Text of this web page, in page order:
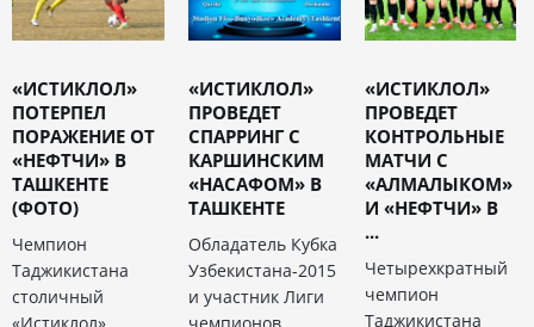
«ИСТИКЛОЛ»
ПОТЕРПЕЛ
ПОРАЖЕНИЕ ОТ
«НЕФТЧИ» В
ТАШКЕНТЕ
(ФОТО)
Чемпион
Таджикистана
столичный
«ИСТИКЛОЛ»
ПРОВЕДЕТ
СПАРРИНГ С
КАРШИНСКИМ
«НАСАФОМ» В
ТАШКЕНТЕ
Обладатель Кубка
Узбекистана-2015
и участник Лиги
«ИСТИКЛОЛ»
ПРОВЕДЕТ
КОНТРОЛЬНЫЕ
МАТЧИ С
«АЛМАЛЫКОМ»
И «НЕФТЧИ» В
...
Четырехкратный
чемпион
Таджикистана